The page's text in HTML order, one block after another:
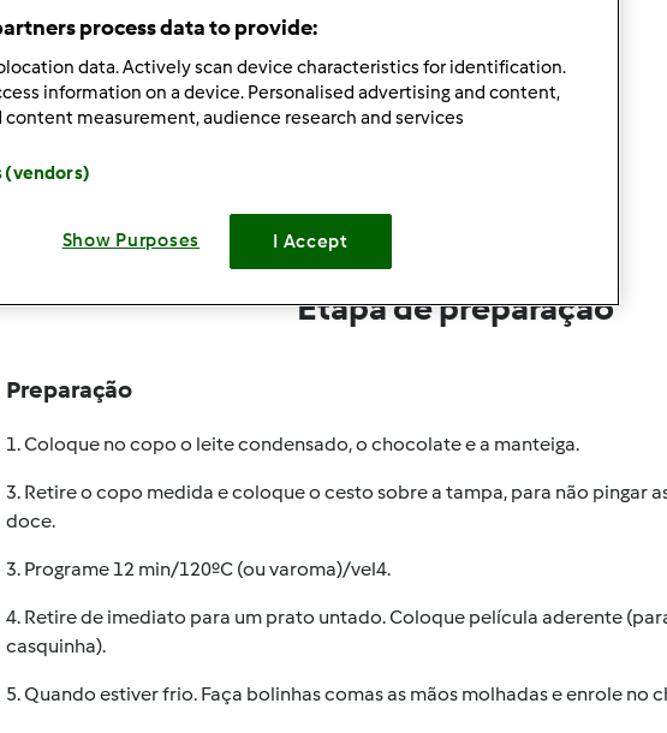
Fácil
Etapa de preparação
Preparação
1. Coloque no copo o leite condensado, o chocolate e a manteiga.
3. Retire o copo medida e coloque o cesto sobre a tampa, para não pingar
doce.
3. Programe 12 min/120ºC (ou varoma)/vel4.
4. Retire de imediato para um prato untado. Coloque película aderente
casquinha).
5. Quando estiver frio. Faça bolinhas comas as mãos molhadas e enrole no
process data to provide:
data. Actively scan device characteristics for identification.
information on a device. Personalised advertising and content,
content measurement, audience research and services
(vendors)
Show Purposes I Accept